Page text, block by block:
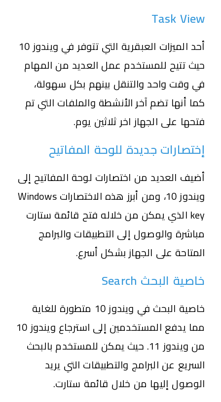
Task View
أحد الميزات العبقرية التي تتوفر في ويندوز 10
حيث تتيح للمستخدم عمل العديد من المهام
في وقت واحد والتنقل بينهم بكل سهولة،
كما أنها تضم آخر الأنشطة والملفات التي تم
فتحها على الجهاز اخر ثلاثين يوم.
إختصارات جديدة للوحة المفاتيح
أضيف العديد من اختصارات لوحة المفاتيح إلى
ويندوز 10، ومن أبرز هذه الاختصارات Windows
key الذي يمكن من خلاله فتح قائمة ستارت
مباشرة والوصول إلى التطبيقات والبرامج
المتاحة على الجهاز بشكل أسرع.
خاصية البحث Search
خاصية البحث في ويندوز 10 متطورة للغاية
مما يدفع المستخدمين إلى استرجاع ويندوز 10
من ويندوز 11. حيث يمكن للمستخدم بالبحث
السريع عن البرامج والتطبيقات التي يريد
الوصول إليها من خلال قائمة ستارت.